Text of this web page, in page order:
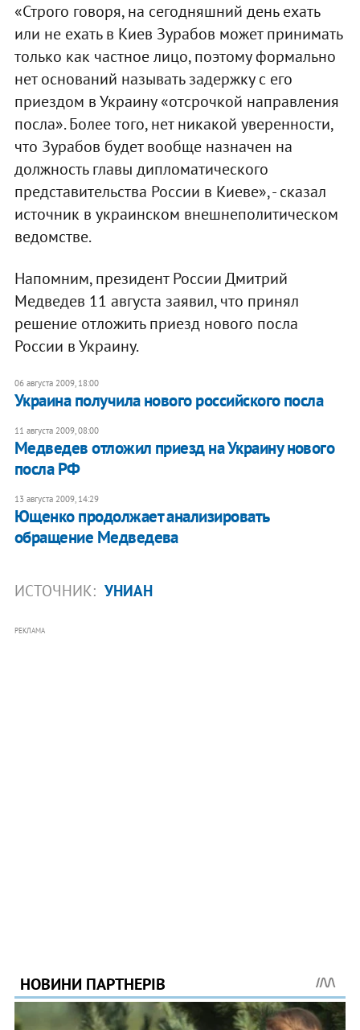
«Строго говоря, на сегодняшний день ехать
или не ехать в Киев Зурабов может принимать
только как частное лицо, поэтому формально
нет оснований называть задержку с его
приездом в Украину «отсрочкой направления
посла». Более того, нет никакой уверенности,
что Зурабов будет вообще назначен на
должность главы дипломатического
представительства России в Киеве», - сказал
источник в украинском внешнеполитическом
ведомстве.
Напомним, президент России Дмитрий
Медведев 11 августа заявил, что принял
решение отложить приезд нового посла
России в Украину.
06 августа 2009, 18:00
Украина получила нового российского посла
11 августа 2009, 08:00
Медведев отложил приезд на Украину нового
посла РФ
13 августа 2009, 14:29
Ющенко продолжает анализировать
обращение Медведева
ИСТОЧНИК: УНИАН
РЕКЛАМА